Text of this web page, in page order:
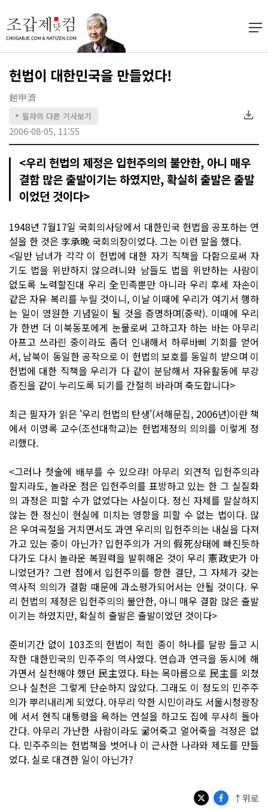
헌법이 대한민국을 만들었다!
趙甲濟
▶ 필자의 다른 기사보기
2006-08-05, 11:55
<우리 헌법의 제정은 입헌주의의 불안한, 아니 매우
결함 많은 출발이기는 하였지만, 확실히 출발은 출발
이었던 것이다>
1948년 7월17일 국회의사당에서 대한민국 헌법을 공포하는 연
설을 한 것은 李承晩 국회의장이었다. 그는 이런 말을 했다.
<일반 남녀가 각각 이 헌법에 대한 자기 직책을 다함으로써 자
기도 법을 위반하지 않으려니와 남들도 법을 위반하는 사람이
없도록 노력할진대 우리 全민족뿐만 아니라 우리 후세 자손이
같은 자유 복리를 누릴 것이니, 이날 이때에 우리가 여기서 행하
는 일이 영원한 기념일이 될 것을 증명하며(중략). 이때에 우리
가 한번 더 이북동포에게 눈물로써 고하고자 하는 바는 아무리
아프고 쓰라린 중이라도 좀더 인내해서 하루바삐 기회를 얻어
서, 남북이 동일한 공작으로 이 헌법의 보호를 동일히 받으며 이
헌법에 대한 직책을 우리가 다 같이 분담해서 자유활동에 부강
증진을 같이 누리도록 되기를 간절히 바라며 축도합니다>
최근 필자가 읽은 '우리 헌법의 탄생'(서해문집, 2006년)이란 책
에서 이영록 교수(조선대학교)는 헌법제정의 의의를 이렇게 정
리했다.
<그러나 첫술에 배부를 수 있으랴! 아무리 외견적 입헌주의라
할지라도, 놀라운 점은 입헌주의를 표방하고 있는 한 그 실질화
의 과정은 피할 수가 없었다는 사실이다. 정신 자체를 말살하지
않는 한 정신이 현실에 미치는 영향을 피할 수 없는 법이다. 많
은 우여곡절을 거치면서도 과연 우리의 입헌주의는 내실을 다져
가고 있는 중이 아닌가? 입헌주의가 거의 假死상태에 빠진듯하
다가도 다시 놀라운 복원력을 발휘해온 것이 우리 憲政史가 아
니었던가? 그런 점에서 입헌주의를 향한 결단, 그 자체가 갖는
역사적 의의가 결함 때문에 과소평가되어서는 안될 것이다. 우
리 헌법의 제정은 입헌주의의 불안한, 아니 매우 결함 많은 출발
이기는 하였지만, 확실히 출발은 출발이었던 것이다>
준비기간 없이 103조의 헌법이 적힌 종이 하나를 달랑 들고 시
작한 대한민국의 민주주의 역사였다. 연습과 연극을 동시에 해
가면서 실천해야 했던 民主였다. 타는 목마름으로 民主를 외쳤
으나 실천은 그렇게 단순하지 않았다. 그래도 이 정도의 민주주
의가 뿌리내리게 되었다. 아무리 약한 시민이라도 서울시청광장
에 서서 현직 대통령을 욕하는 연설을 하고도 집에 무사히 돌아
간다. 아무리 가난한 사람이라도 굶어죽고 얼어죽을 걱정은 없
다. 민주주의는 헌법책을 벗어나 이 근사한 나라와 제도를 만들
었다. 실로 대견한 일이 아닌가?
↑위로